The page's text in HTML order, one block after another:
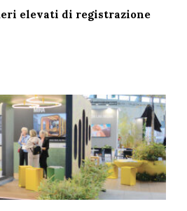
elevati di registrazione